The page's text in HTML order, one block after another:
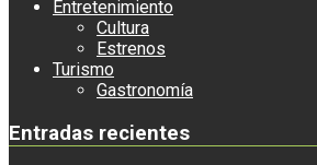
Entretenimiento
Cultura
Estrenos
Turismo
Gastronomía
Entradas recientes